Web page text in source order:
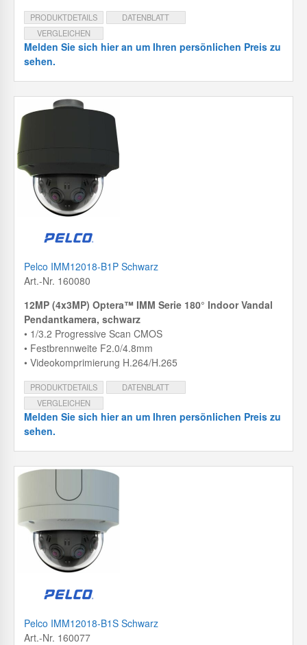
PRODUKTDETAILS
DATENBLATT
VERGLEICHEN
Melden Sie sich hier an um Ihren persönlichen Preis zu
sehen.
Pelco IMM12018-B1P Schwarz
Art.-Nr. 160080
12MP (4x3MP) Optera™ IMM Serie 180° Indoor Vandal
Pendantkamera, schwarz
• 1/3.2 Progressive Scan CMOS
• Festbrennweite F2.0/4.8mm
• Videokomprimierung H.264/H.265
PRODUKTDETAILS
DATENBLATT
VERGLEICHEN
Melden Sie sich hier an um Ihren persönlichen Preis zu
sehen.
Pelco IMM12018-B1S Schwarz
Art.-Nr. 160077